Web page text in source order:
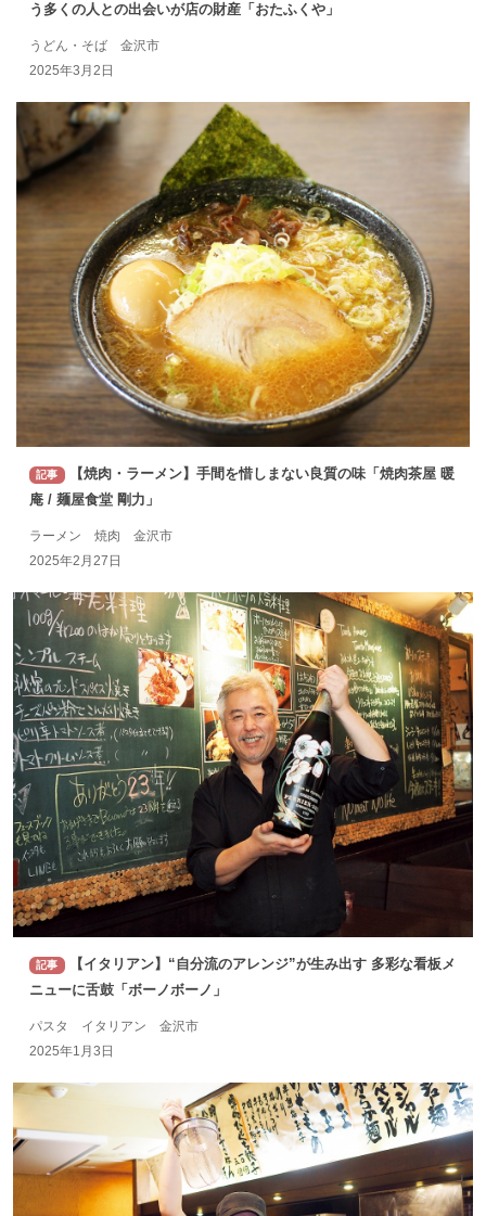
う多くの人との出会いが店の財産「おたふくや」
うどん・そば 金沢市
2025年3月2日
記事
【焼肉・ラーメン】手間を惜しまない良質の味「焼肉茶屋 暖
庵 / 麺屋食堂 剛力」
ラーメン 焼肉 金沢市
2025年2月27日
記事
【イタリアン】“自分流のアレンジ”が生み出す 多彩な看板メ
ニューに舌鼓「ボーノボーノ」
パスタ イタリアン 金沢市
2025年1月3日